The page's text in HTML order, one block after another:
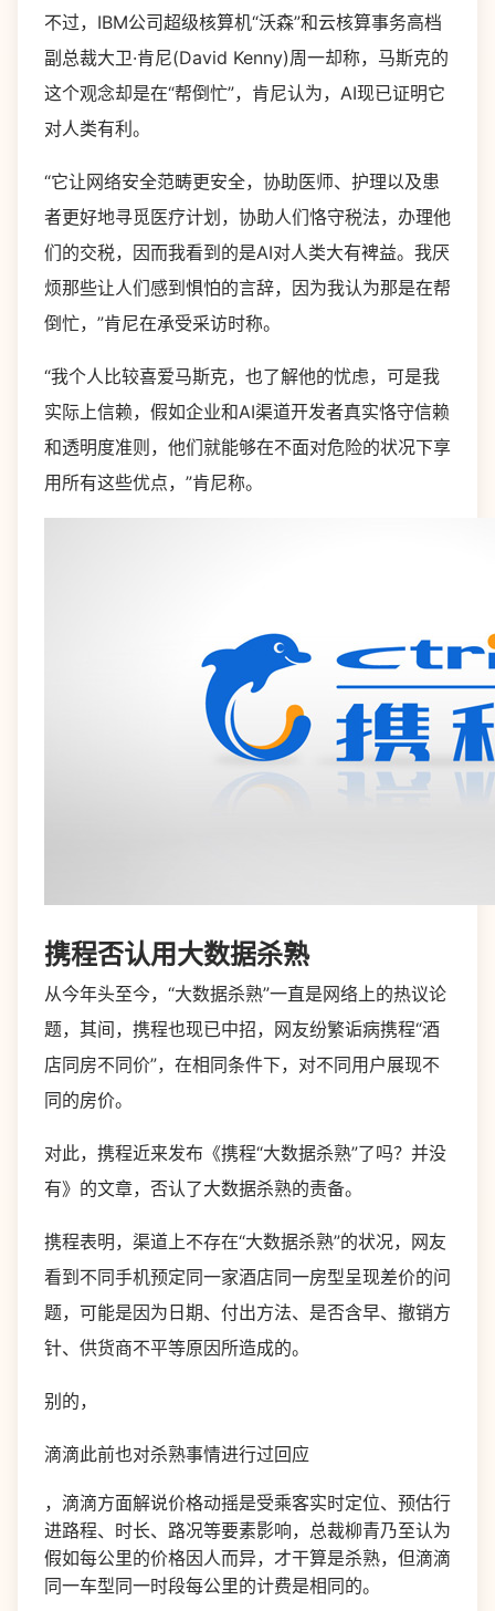
不过，IBM公司超级核算机“沃森”和云核算事务高档
副总裁大卫·肯尼(David Kenny)周一却称，马斯克的
这个观念却是在“帮倒忙”，肯尼认为，AI现已证明它
对人类有利。
“它让网络安全范畴更安全，协助医师、护理以及患
者更好地寻觅医疗计划，协助人们恪守税法，办理他
们的交税，因而我看到的是AI对人类大有裨益。我厌
烦那些让人们感到惧怕的言辞，因为我认为那是在帮
倒忙，”肯尼在承受采访时称。
“我个人比较喜爱马斯克，也了解他的忧虑，可是我
实际上信赖，假如企业和AI渠道开发者真实恪守信赖
和透明度准则，他们就能够在不面对危险的状况下享
用所有这些优点，”肯尼称。
携程否认用大数据杀熟
从今年头至今，“大数据杀熟”一直是网络上的热议论
题，其间，携程也现已中招，网友纷繁诟病携程“酒
店同房不同价”，在相同条件下，对不同用户展现不
同的房价。
对此，携程近来发布《携程“大数据杀熟”了吗？并没
有》的文章，否认了大数据杀熟的责备。
携程表明，渠道上不存在“大数据杀熟”的状况，网友
看到不同手机预定同一家酒店同一房型呈现差价的问
题，可能是因为日期、付出方法、是否含早、撤销方
针、供货商不平等原因所造成的。
别的，
滴滴此前也对杀熟事情进行过回应
，滴滴方面解说价格动摇是受乘客实时定位、预估行
进路程、时长、路况等要素影响，总裁柳青乃至认为
假如每公里的价格因人而异，才干算是杀熟，但滴滴
同一车型同一时段每公里的计费是相同的。